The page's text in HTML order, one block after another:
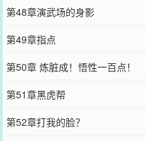
第48章演武场的身影
第49章指点
第50章 炼脏成！悟性一百点！
第51章黑虎帮
第52章打我的脸？